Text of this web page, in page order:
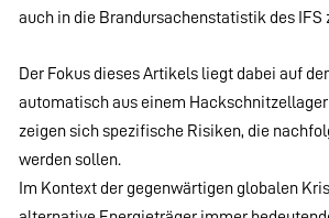
auch in die Brandursachenstatistik des IFS
Der Fokus dieses Artikels liegt dabei auf
automatisch aus einem
zeigen sich spezifische Risiken, die
werden sollen.
Im Kontext der gegenwärtigen globalen